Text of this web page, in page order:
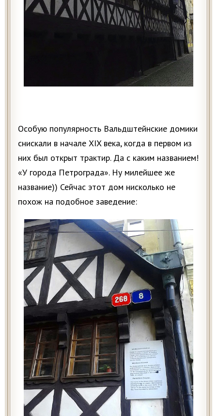
Особую популярность Вальдштейнские домики
снискали в начале XIX века, когда в первом из
них был открыт трактир. Да с каким названием!
«У города Петрограда». Ну милейшее же
название)) Сейчас этот дом нисколько не
похож на подобное заведение: